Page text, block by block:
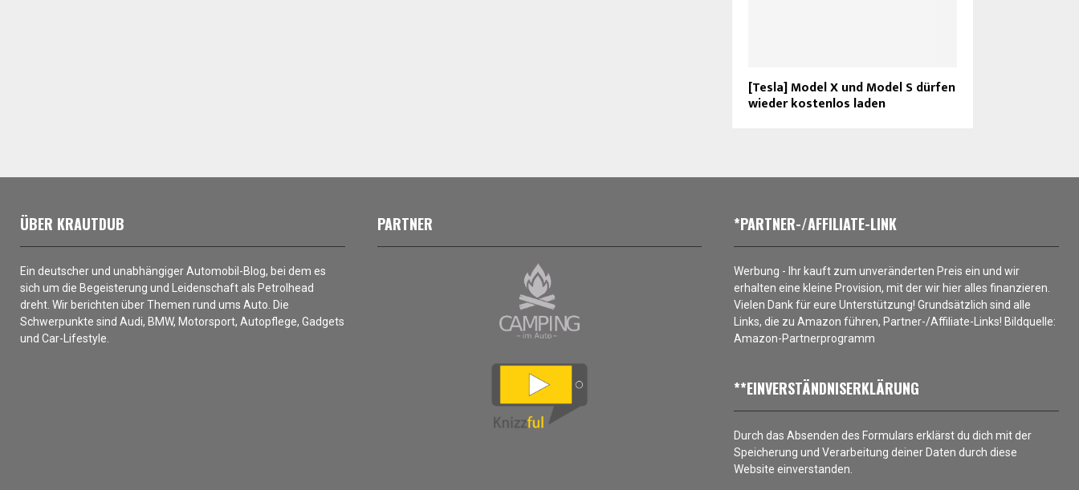
[Tesla] Model X und Model S dürfen
wieder kostenlos laden
ÜBER KRAUTDUB
Ein deutscher und unabhängiger Automobil-Blog, bei dem es
sich um die Begeisterung und Leidenschaft als Petrolhead
dreht. Wir berichten über Themen rund ums Auto. Die
Schwerpunkte sind Audi, BMW, Motorsport, Autopflege, Gadgets
und Car-Lifestyle.
PARTNER *PARTNER-/AFFILIATE-LINK
Werbung - Ihr kauft zum unveränderten Preis ein und wir
erhalten eine kleine Provision, mit der wir hier alles finanzieren.
Vielen Dank für eure Unterstützung! Grundsätzlich sind alle
Links, die zu Amazon führen, Partner-/Affiliate-Links! Bildquelle:
Amazon-Partnerprogramm
**EINVERSTÄNDNISERKLÄRUNG
Durch das Absenden des Formulars erklärst du dich mit der
Speicherung und Verarbeitung deiner Daten durch diese
Website einverstanden.